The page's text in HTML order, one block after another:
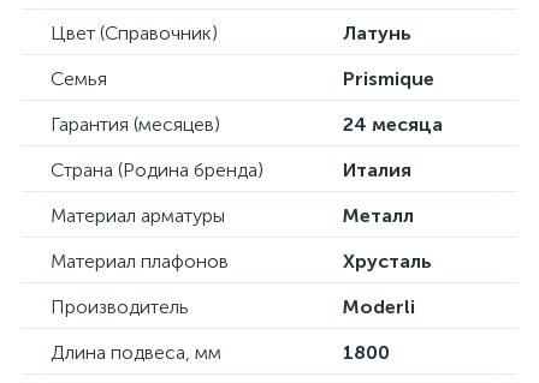
Цвет (Справочник)
Латунь
Семья
Prismique
Гарантия (месяцев)
24 месяца
Страна (Родина бренда)
Италия
Материал арматуры
Металл
Материал плафонов
Хрусталь
Производитель
Moderli
Длина подвеса, мм
1800